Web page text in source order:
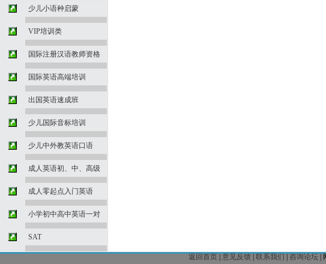
少儿小语种启蒙
VIP培训类
国际注册汉语教师资格
国际英语高端培训
出国英语速成班
少儿国际音标培训
少儿中外教英语口语
成人英语初、中、高级
成人零起点入门英语
小学初中高中英语一对
SAT
返回首页 意见反馈 联系我们 咨询论坛 |